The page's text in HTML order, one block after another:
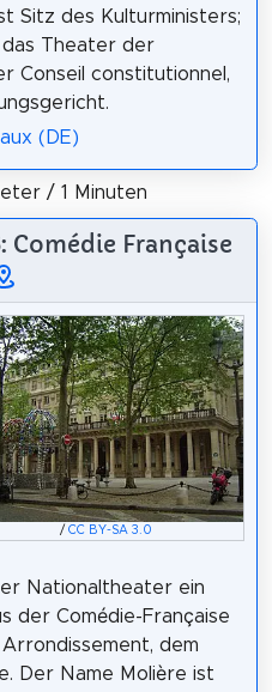
Sitz des Kulturministers;
das Theater der
Conseil constitutionnel,
(DE)
/ 1 Minuten
Comédie Française
/CC BY-SA 3.0
Nationaltheater ein
der Comédie-Française
dem
Der Name Molière ist